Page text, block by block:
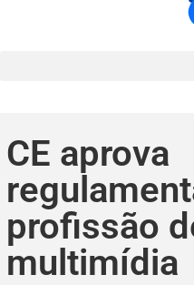
CE aprova
profissão
multimídia